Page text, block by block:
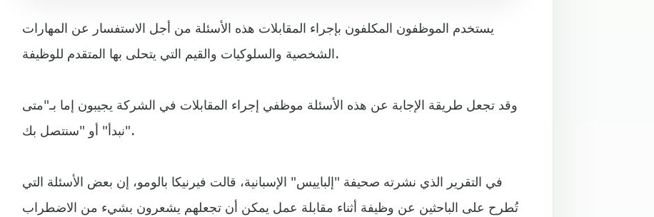
يستخدم الموظفون المكلفون بإجراء المقابلات هذه الأسئلة من أجل الاستفسار عن المهارات
الشخصية والسلوكيات والقيم التي يتحلى بها المتقدم للوظيفة.
وقد تجعل طريقة الإجابة عن هذه الأسئلة موظفي إجراء المقابلات في الشركة يجيبون إما بـ"متى
نبدأ" أو "سنتصل بك".
في التقرير الذي نشرته صحيفة "إلباييس" الإسبانية، قالت فيرنيكا بالومو، إن بعض الأسئلة التي
تُطرح على الباحثين عن وظيفة أثناء مقابلة عمل يمكن أن تجعلهم يشعرون بشيء من الاضطراب